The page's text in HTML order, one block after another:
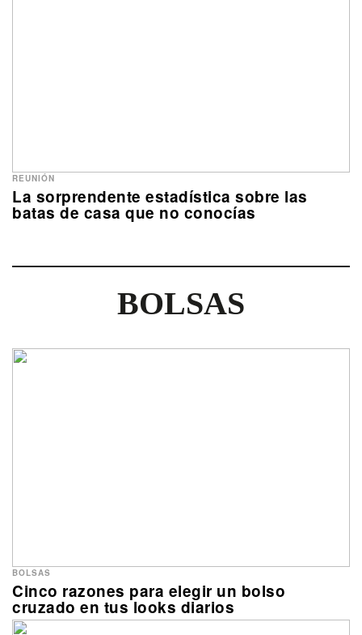
La sorprendente estadística sobre las
batas de casa que no conocías
REUNIÓN
BOLSAS
Cinco razones para elegir un bolso
cruzado en tus looks diarios
BOLSAS